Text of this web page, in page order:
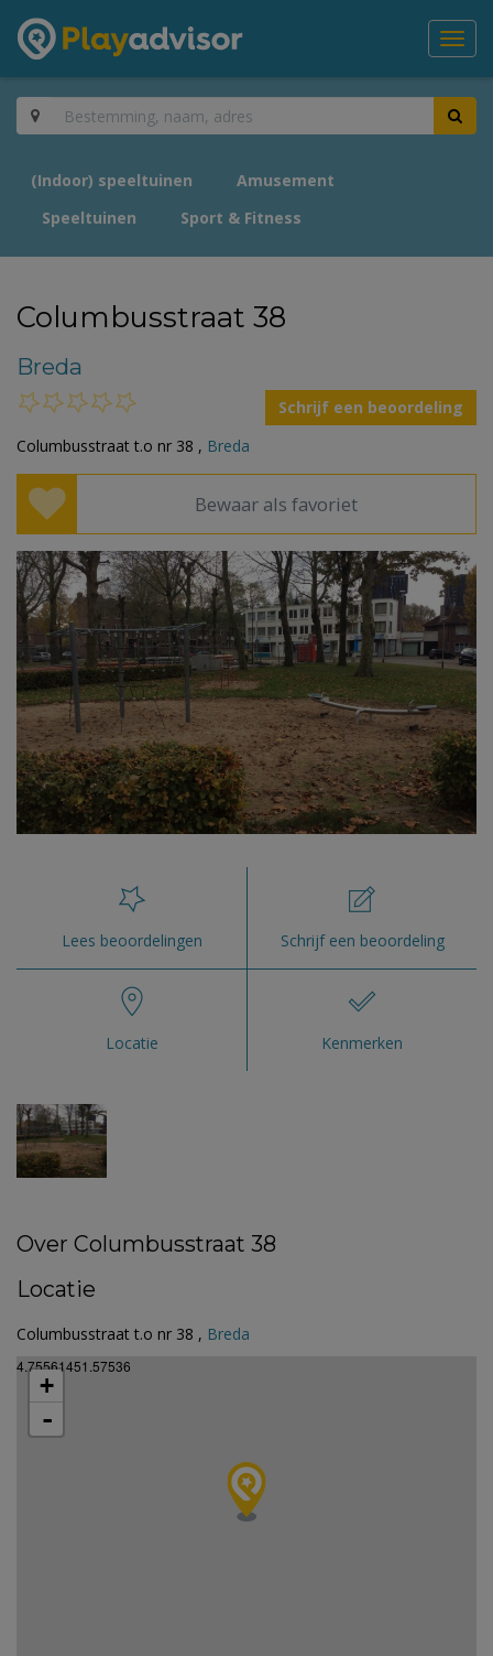
(Indoor) speeltuinen
Amusement
Speeltuinen
Sport & Fitness
Columbusstraat 38
Breda
Schrijf een beoordeling
Columbusstraat t.o nr 38 , Breda
Bewaar als favoriet
Lees beoordelingen Schrijf een beoordeling
Locatie Kenmerken
Over Columbusstraat 38
Locatie
Columbusstraat t.o nr 38 , Breda
4.75561451.57536
+
-